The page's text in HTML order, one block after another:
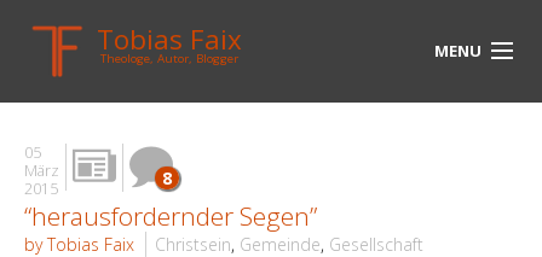
Tobias Faix
Theologe, Autor, Blogger MENU
HOME
BLOG
BIOGRAPHIE
05
März
2015
8
“herausfordernder Segen”
by Tobias Faix Christsein, Gemeinde, Gesellschaft